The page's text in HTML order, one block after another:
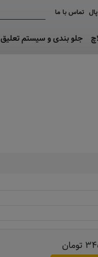
تماس با ما
جلو بندی و سیستم تعلیق